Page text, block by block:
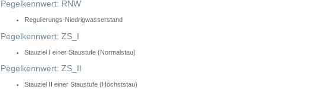
Pegelkennwert: RNW
Regulierungs-Niedrigwasserstand
Pegelkennwert: ZS_I
Stauziel I einer Staustufe (Normalstau)
Pegelkennwert: ZS_II
Stauziel II einer Staustufe (Höchststau)